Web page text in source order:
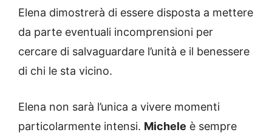
Elena dimostrerà di essere disposta a mettere
da parte eventuali incomprensioni per
cercare di salvaguardare l’unità e il benessere
di chi le sta vicino.
Elena non sarà l’unica a vivere momenti
particolarmente intensi. Michele è sempre